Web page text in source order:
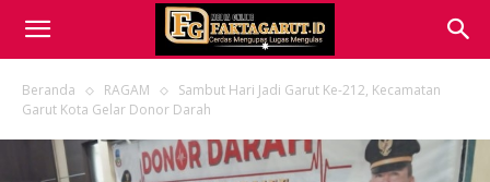
Beranda RAGAM
Sambut Hari Jadi Garut Ke-212, Kecamatan
Garut Kota Gelar Donor Darah